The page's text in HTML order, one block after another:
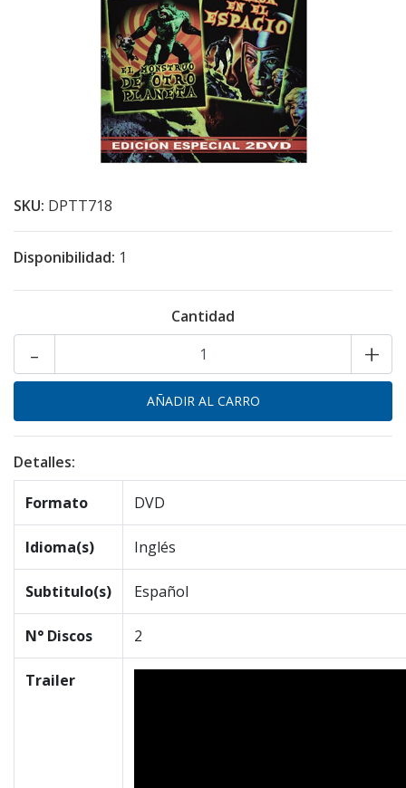
SKU: DPTT718
Disponibilidad: 1
Cantidad
+
-
Detalles:
Formato DVD
Idioma(s) Inglés
Subtitulo(s) Español
N° Discos 2
Trailer